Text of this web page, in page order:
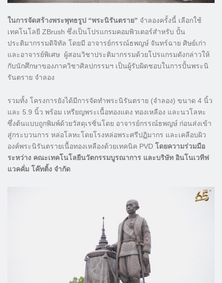
ในการจัดสร้างพระพุทธรูป “พระนิรันตราย” จำลองครั้งนี้ เลือกใช้
เทคโนโลยี ZBrush ซึ่งเป็นโปรแกรมคอมพิวเตอร์สำหรับ ปั้น
ประติมากรรมดิจิทัล โดยมี อาจารย์กรรณ์ธพญษ์ จันทร์ฉาย ศิษย์เก่า
และอาจารย์พิเศษ ผู้สอนวิชาประติมากรรมด้วยโปรแกรมดังกล่าวให้
กับนักศึกษาของภาควิชาศิลปกรรมฯ เป็นผู้รับผิดชอบในการปั้นพระนิ
รันตราย จำลอง
รวมทั้ง โครงการยังได้มีการจัดทำพระนิรันตราย (จำลอง) ขนาด 4 นิ้ว
และ 5.9 นิ้ว พร้อม เหรียญพระเนื้อทองแดง ทองเหลือง และนวโลหะ
ซึ่งต้นแบบถูกพิมพ์ด้วยวัสดุเรซิ่นโดย อาจารย์กรรณ์ธพญษ์ ก่อนส่งเข้า
สู่กระบวนการ หล่อโลหะโดยโรงหล่อพระศรีปฏิมากร และเคลือบผิว
องค์พระนิรันตรายเนื้อทองเหลืองด้วยเทคนิค PVD โดยความร่วมมือ
ระหว่าง คณะเทคโนโลยีนวัตกรรมบูรณาการ และบริษัท อินโนเวทีฟ
แวคคั่ม โค๊ทติ้ง จำกัด